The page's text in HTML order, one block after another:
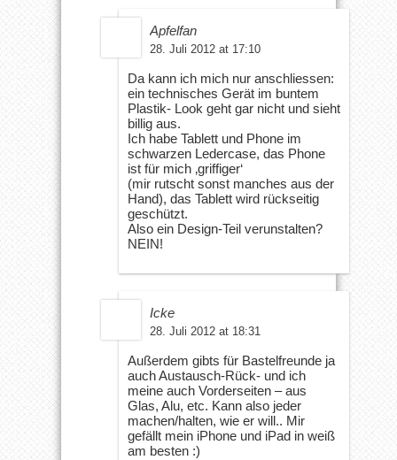
Apfelfan
28. Juli 2012 at 17:10
Da kann ich mich nur anschliessen:
ein technisches Gerät im buntem
Plastik- Look geht gar nicht und sieht
billig aus.
Ich habe Tablett und Phone im
schwarzen Ledercase, das Phone
ist für mich ‚griffiger‘
(mir rutscht sonst manches aus der
Hand), das Tablett wird rückseitig
geschützt.
Also ein Design-Teil verunstalten?
NEIN!
Icke
28. Juli 2012 at 18:31
Außerdem gibts für Bastelfreunde ja
auch Austausch-Rück- und ich
meine auch Vorderseiten – aus
Glas, Alu, etc. Kann also jeder
machen/halten, wie er will.. Mir
gefällt mein iPhone und iPad in weiß
am besten :)